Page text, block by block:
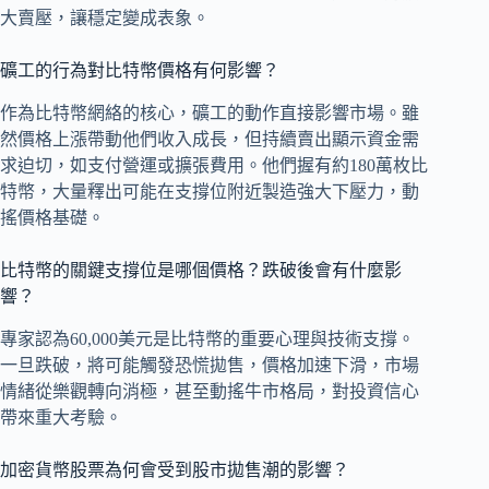
大賣壓，讓穩定變成表象。
礦工的行為對比特幣價格有何影響？
作為比特幣網絡的核心，礦工的動作直接影響市場。雖
然價格上漲帶動他們收入成長，但持續賣出顯示資金需
求迫切，如支付營運或擴張費用。他們握有約180萬枚比
特幣，大量釋出可能在支撐位附近製造強大下壓力，動
搖價格基礎。
比特幣的關鍵支撐位是哪個價格？跌破後會有什麼影
響？
專家認為60,000美元是比特幣的重要心理與技術支撐。
一旦跌破，將可能觸發恐慌拋售，價格加速下滑，市場
情緒從樂觀轉向消極，甚至動搖牛市格局，對投資信心
帶來重大考驗。
加密貨幣股票為何會受到股市拋售潮的影響？